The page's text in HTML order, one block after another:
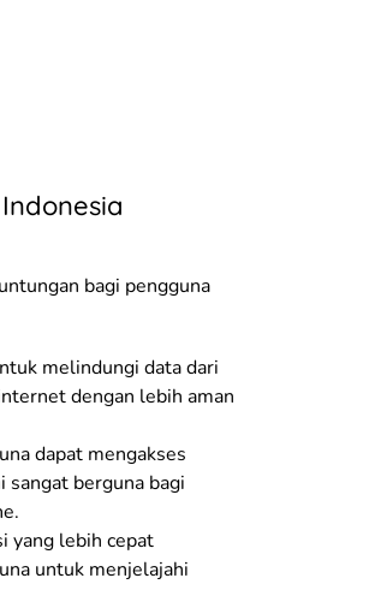
bagi pengguna
melindungi data dari
dengan lebih aman
dapat mengakses
sangat berguna bagi
yang lebih cepat
untuk menjelajahi